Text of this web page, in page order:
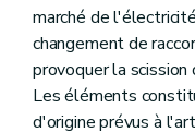
marché de
changement de
provoquer la scission
Les éléments
d'origine prévus à